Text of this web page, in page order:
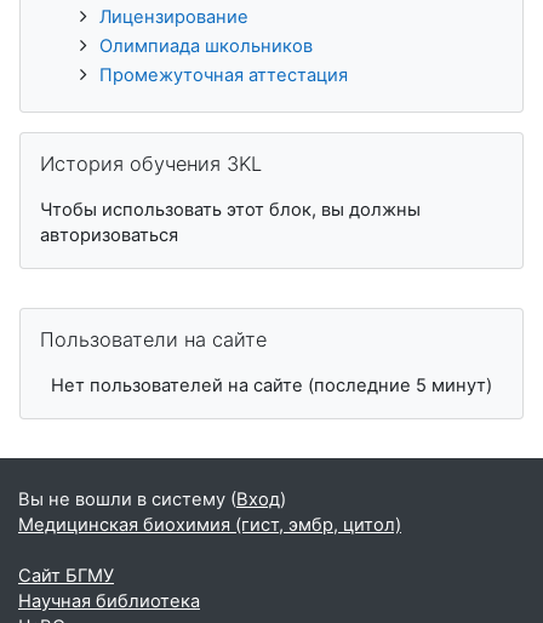
Лицензирование
Олимпиада школьников
Промежуточная аттестация
История обучения 3KL
Чтобы использовать этот блок, вы должны
авторизоваться
Пользователи на сайте
Нет пользователей на сайте (последние 5 минут)
Вы не вошли в систему (Вход)
Медицинская биохимия (гист, эмбр, цитол)
Сайт БГМУ
Научная библиотека